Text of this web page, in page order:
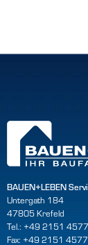
BAUEN+LEBEN
Untergath 184
47805 Krefeld
Tel.: +49 2151
Fax: +49 2151